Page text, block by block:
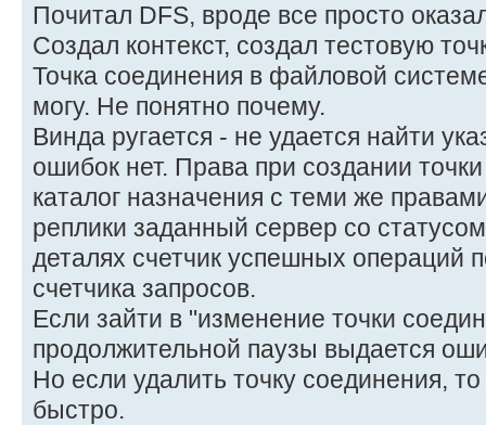
Почитал DFS, вроде все просто
Создал контекст, создал тестовую
Точка соединения в файловой
могу. Не понятно почему.
Винда ругается - не удается найти
ошибок нет. Права при создании
каталог назначения с теми же
реплики заданный сервер со
деталях счетчик успешных операций
счетчика запросов.
Если зайти в "изменение точки
продолжительной паузы выдается
Но если удалить точку соединения,
быстро.